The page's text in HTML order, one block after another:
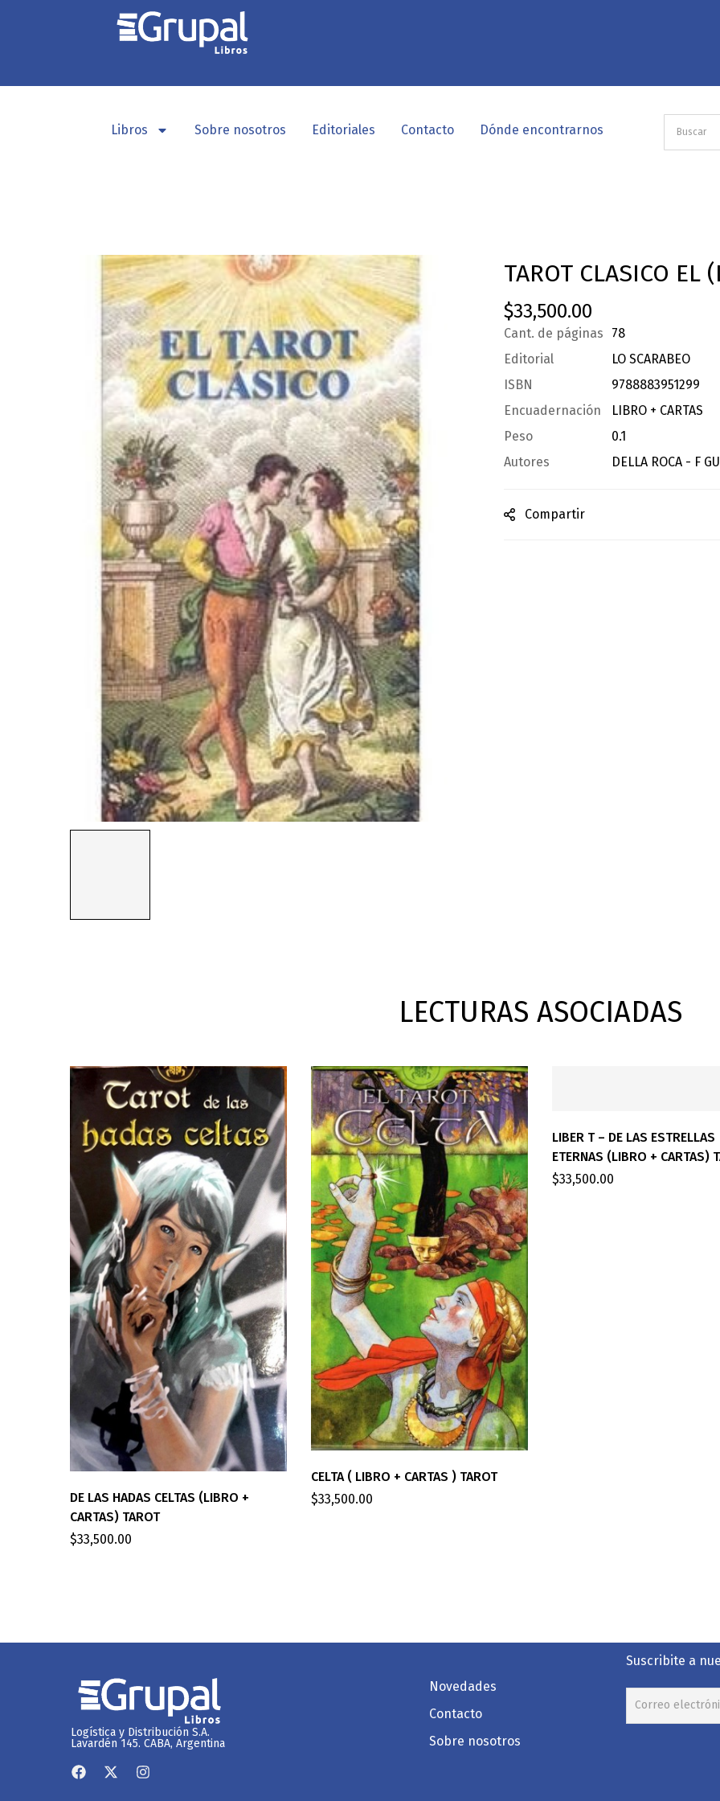
Libros Sobre nosotros Editoriales Contacto Dónde encontrarnos
TAROT CLASICO EL
$33,500.00
Cant. de páginas
78
Editorial
LO SCARABEO
ISBN
9788883951299
Encuadernación
LIBRO + CARTAS
Peso
0.1
Autores
DELLA ROCA - F
Compartir
LECTURAS ASOCIADAS
DE LAS HADAS CELTAS (LIBRO +
CARTAS) TAROT
$33,500.00
CELTA ( LIBRO + CARTAS ) TAROT
$33,500.00
LIBER T – DE LAS ESTRELLAS
ETERNAS (LIBRO + CARTAS)
$33,500.00
Logística y Distribución S.A.
Lavardén 145. CABA, Argentina
Novedades
Contacto
Sobre nosotros
Suscribite a